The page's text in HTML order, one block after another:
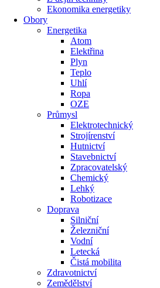
Ekonomika energetiky
Obory
Energetika
Atom
Elektřina
Plyn
Teplo
Uhlí
Ropa
OZE
Průmysl
Elektrotechnický
Strojírenství
Hutnictví
Stavebnictví
Zpracovatelský
Chemický
Lehký
Robotizace
Doprava
Silniční
Železniční
Vodní
Letecká
Čistá mobilita
Zdravotnictví
Zemědělství